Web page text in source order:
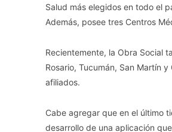
Salud más elegidos en todo el
Además, posee tres Centros
Recientemente, la Obra Social
Rosario, Tucumán, San Martín
afiliados.
Cabe agregar que en el último
desarrollo de una aplicación